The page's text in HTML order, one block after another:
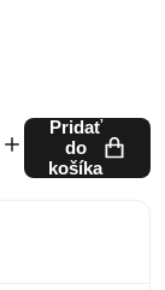
Pridať
do
košíka